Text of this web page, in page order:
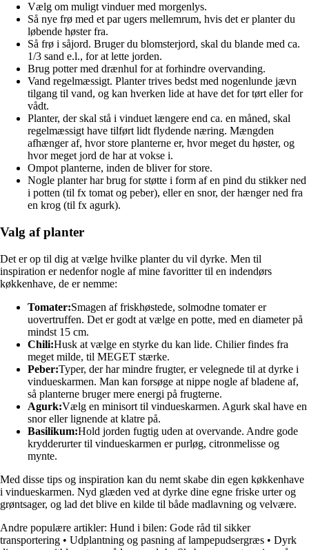
Vælg om muligt vinduer med morgenlys.
Så nye frø med et par ugers mellemrum, hvis det er planter du
løbende høster fra.
Så frø i såjord. Bruger du blomsterjord, skal du blande med ca.
1/3 sand e.l., for at lette jorden.
Brug potter med drænhul for at forhindre overvanding.
Vand regelmæssigt. Planter trives bedst med nogenlunde jævn
tilgang til vand, og kan hverken lide at have det for tørt eller for
vådt.
Planter, der skal stå i vinduet længere end ca. en måned, skal
regelmæssigt have tilført lidt flydende næring. Mængden
afhænger af, hvor store planterne er, hvor meget du høster, og
hvor meget jord de har at vokse i.
Ompot planterne, inden de bliver for store.
Nogle planter har brug for støtte i form af en pind du stikker ned
i potten (til fx tomat og peber), eller en snor, der hænger ned fra
en krog (til fx agurk).
Valg af planter
Det er op til dig at vælge hvilke planter du vil dyrke. Men til
inspiration er nedenfor nogle af mine favoritter til en indendørs
køkkenhave, de er nemme:
Tomater:Smagen af friskhøstede, solmodne tomater er
uovertruffen. Det er godt at vælge en potte, med en diameter på
mindst 15 cm.
Chili:Husk at vælge en styrke du kan lide. Chilier findes fra
meget milde, til MEGET stærke.
Peber:Typer, der har mindre frugter, er velegnede til at dyrke i
vindueskarmen. Man kan forsøge at nippe nogle af bladene af,
så planterne bruger mere energi på frugterne.
Agurk:Vælg en minisort til vindueskarmen. Agurk skal have en
snor eller lignende at klatre på.
Basilikum:Hold jorden fugtig uden at overvande. Andre gode
krydderurter til vindueskarmen er purløg, citronmelisse og
mynte.
Med disse tips og inspiration kan du nemt skabe din egen køkkenhave
i vindueskarmen. Nyd glæden ved at dyrke dine egne friske urter og
grøntsager, og lad det blive en kilde til både madlavning og velvære.
Andre populære artikler: Hund i bilen: Gode råd til sikker
transportering • Udplantning og pasning af lampepudsergræs • Dyrk